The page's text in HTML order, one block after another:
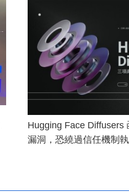
Hugging Face Diffusers
漏洞，恐繞過信任機制